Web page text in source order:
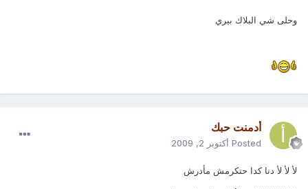
وحلى شي البلاك بيري
أدمنت حبك
Posted أكتوبر 2, 2009
لأ لأ لأ دنا كدا حتكرمش مأدرش